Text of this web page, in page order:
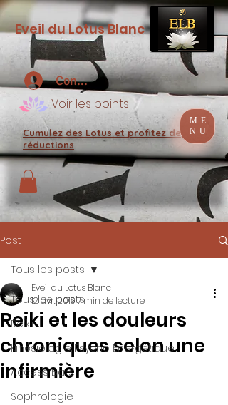
Eveil du Lotus Blanc
Connexion
Cumulez des Lotus et profitez de
réductions
Voir les points
ME
NU
Post
Tous les posts
Reiki
Kinésiologie Psycho Energétique
Access Bars
Sophrologie
Tous les posts
Reiki et les douleurs
chroniques selon une
infirmière
Eveil du Lotus Blanc
12 avr. 20197 min de lecture